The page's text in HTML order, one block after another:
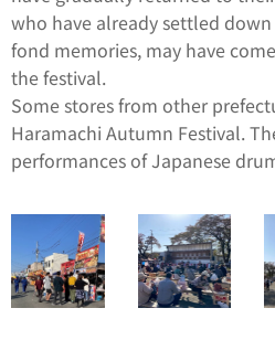
who have already settled
fond memories, may have
the festival.
Some stores from other
Haramachi Autumn Festival.
performances of Japanese